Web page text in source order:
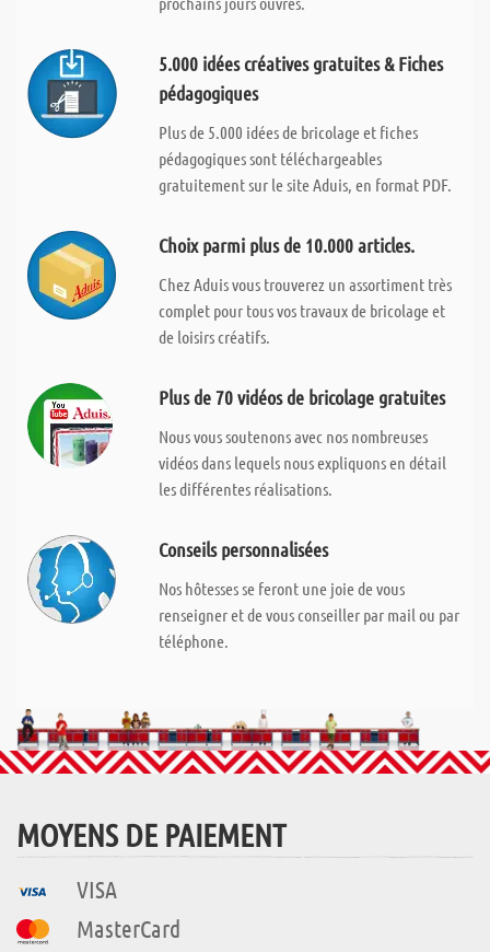
5.000 idées créatives gratuites & Fiches
pédagogiques
Plus de 5.000 idées de bricolage et fiches
pédagogiques sont téléchargeables
gratuitement sur le site Aduis, en format PDF.
Choix parmi plus de 10.000 articles.
Chez Aduis vous trouverez un assortiment très
complet pour tous vos travaux de bricolage et
de loisirs créatifs.
Plus de 70 vidéos de bricolage gratuites
Nous vous soutenons avec nos nombreuses
vidéos dans lequels nous expliquons en détail
les différentes réalisations.
Conseils personnalisées
Nos hôtesses se feront une joie de vous
renseigner et de vous conseiller par mail ou par
téléphone.
MOYENS DE PAIEMENT
VISA
MasterCard